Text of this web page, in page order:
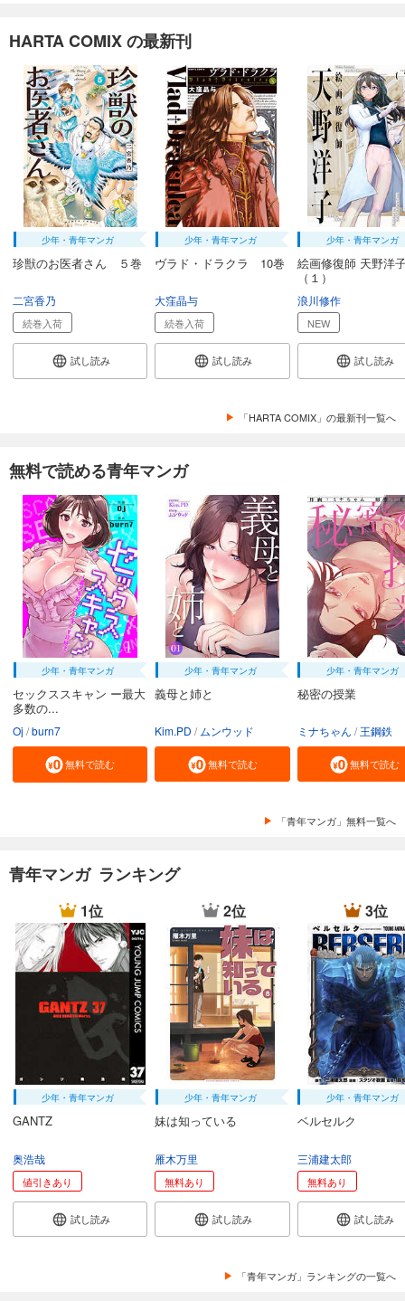
HARTA COMIX の最新刊
少年・青年マンガ
珍獣のお医者さん ５巻
二宮香乃
続巻入荷
試し読み
少年・青年マンガ
ヴラド・ドラクラ 10巻
大窪晶与
続巻入荷
試し読み
少年・青年マンガ
絵画修復師 天野
（１）
浪川修作
NEW
試し読み
「HARTA COMIX」の最新刊一覧へ
無料で読める青年マンガ
少年・青年マンガ
セックススキャン ー最大
多数の...
Oj burn7
無料で読む
少年・青年マンガ
義母と姉と
Kim.PD ムンウッド
無料で読む
少年・青年マンガ
秘密の授業
ミナちゃん 王鋼鉄
無料で読む
「青年マンガ」無料一覧へ
青年マンガ ランキング
1位
少年・青年マンガ
GANTZ
奥浩哉
値引きあり
試し読み
2位
少年・青年マンガ
妹は知っている
雁木万里
無料あり
試し読み
3位
少年・青年マンガ
ベルセルク
三浦建太郎
無料あり
試し読み
「青年マンガ」ランキングの一覧へ